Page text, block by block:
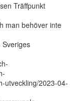
Träffpunkt
man behöver inte
Sveriges
utveckling/2023-04-